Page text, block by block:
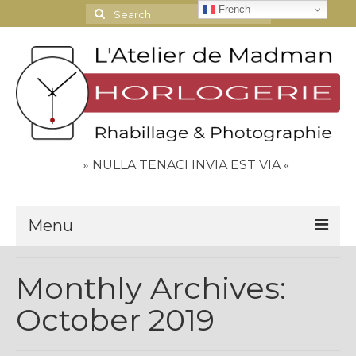
Search
for:
» NULLA TENACI INVIA EST VIA «
Menu
Contact
Espace Clients
Monthly Archives:
October 2019
French